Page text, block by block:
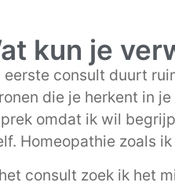
kun je
eerste consult duurt
die je herkent in
omdat ik wil
Homeopathie zoals
consult zoek ik het